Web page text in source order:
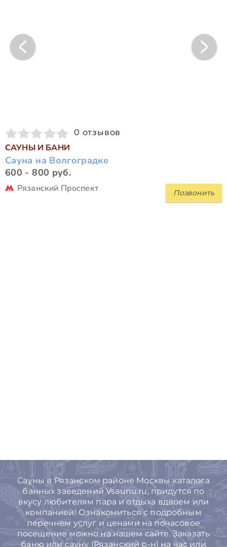
0 отзывов
САУНЫ И БАНИ
Сауна на Волгоградке
600 - 800 руб.
Позвонить
Рязанский Проспект
Сауны в Рязанском районе Москвы каталога
банных заведений Vsaunu.ru, придутся по
вкусу любителям пара и отдыха вдвоем или
компанией! Ознакомиться с подробным
перечнем услуг и ценами на почасовое
посещение можно на нашем сайте. Заказать
баню или сауну (Рязанский р-н) на час или